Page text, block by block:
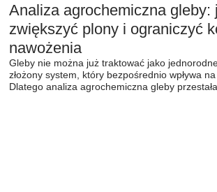
Analiza agrochemiczna gleby:
zwiększyć plony i ograniczyć
nawożenia
Gleby nie można już traktować jako
złożony system, który bezpośrednio wpływa
Dlatego analiza agrochemiczna gleby